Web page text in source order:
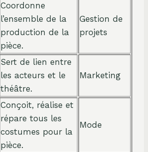
Coordonne
l’ensemble de la
production de la
pièce.
Gestion de
projets
Sert de lien entre
les acteurs et le
théâtre.
Marketing
Conçoit, réalise et
répare tous les
costumes pour la
pièce.
Mode